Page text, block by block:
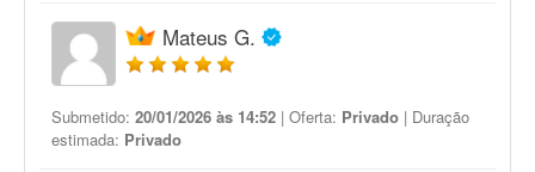
Mateus G.
Submetido: 20/01/2026 às 14:52 | Oferta: Privado | Duração
estimada: Privado